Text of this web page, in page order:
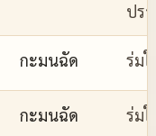
ปร
กะมนฉัด ร่มใ
กะมนฉัด ร่มใ